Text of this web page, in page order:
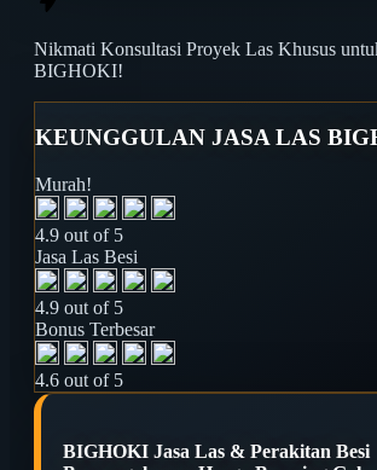
Nikmati Konsultasi Proyek Las Khusus
BIGHOKI!
KEUNGGULAN JASA LAS
Murah!
4.9 out of 5
Jasa Las Besi
4.9 out of 5
Bonus Terbesar
4.6 out of 5
BIGHOKI Jasa Las & Perakitan Besi